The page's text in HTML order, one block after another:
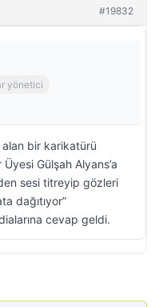
#19832
yönetici
bir karikatürü
Gülşah Alyans’a
sesi titreyip gözleri
dağıtıyor”
cevap geldi.